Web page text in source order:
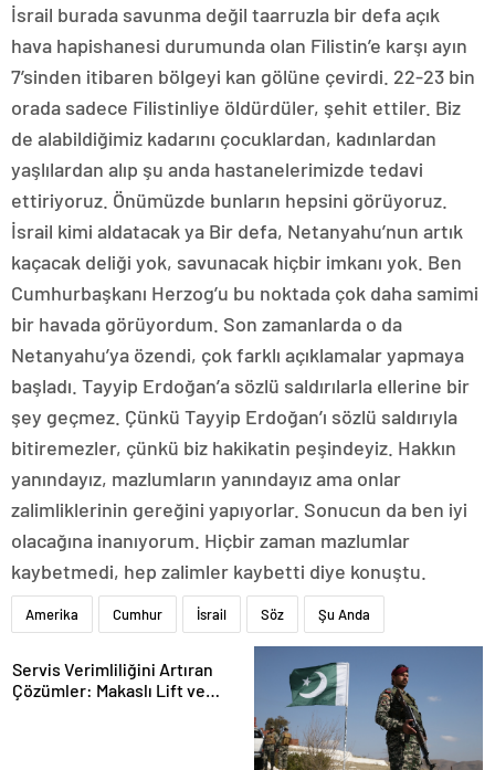
İsrail burada savunma değil taarruzla bir defa açık
hava hapishanesi durumunda olan Filistin’e karşı ayın
7’sinden itibaren bölgeyi kan gölüne çevirdi. 22-23 bin
orada sadece Filistinliye öldürdüler, şehit ettiler. Biz
de alabildiğimiz kadarını çocuklardan, kadınlardan
yaşlılardan alıp şu anda hastanelerimizde tedavi
ettiriyoruz. Önümüzde bunların hepsini görüyoruz.
İsrail kimi aldatacak ya Bir defa, Netanyahu’nun artık
kaçacak deliği yok, savunacak hiçbir imkanı yok. Ben
Cumhurbaşkanı Herzog’u bu noktada çok daha samimi
bir havada görüyordum. Son zamanlarda o da
Netanyahu’ya özendi, çok farklı açıklamalar yapmaya
başladı. Tayyip Erdoğan’a sözlü saldırılarla ellerine bir
şey geçmez. Çünkü Tayyip Erdoğan’ı sözlü saldırıyla
bitiremezler, çünkü biz hakikatin peşindeyiz. Hakkın
yanındayız, mazlumların yanındayız ama onlar
zalimliklerinin gereğini yapıyorlar. Sonucun da ben iyi
olacağına inanıyorum. Hiçbir zaman mazlumlar
kaybetmedi, hep zalimler kaybetti diye konuştu.
Amerika Cumhur İsrail Söz Şu Anda
Servis Verimliliğini Artıran
Çözümler: Makaslı Lift ve